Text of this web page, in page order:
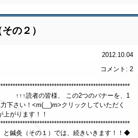
の２）
2012.10.04
コメント: 2
様、 この2つのバナーを、1
下さい！<m(__)m>クリックしていただく
上がります！！
と鍼灸（その１）では、続きいきます！！◆